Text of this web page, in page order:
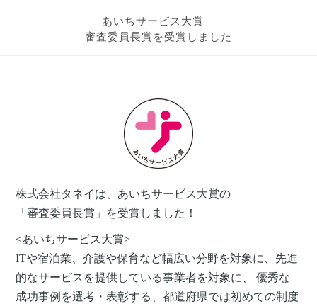
あいちサービス大賞
審査委員長賞を受賞しました
株式会社タネイは、あいちサービス大賞の
「審査委員長賞」を受賞しました！
<あいちサービス大賞>
ITや宿泊業、介護や保育など幅広い分野を対象に、先進
的なサービスを提供している事業者を対象に、 優秀な
成功事例を選考・表彰する、都道府県では初めての制度